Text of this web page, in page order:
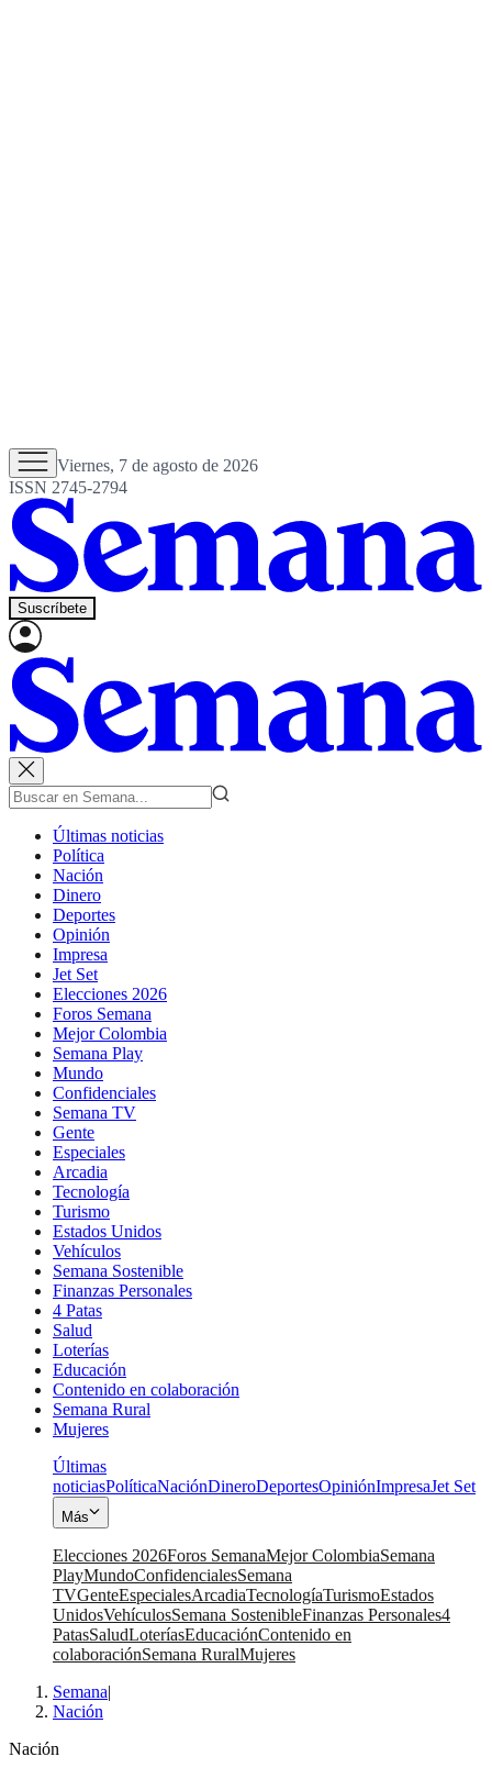
Viernes, 7 de agosto de 2026
ISSN 2745-2794
Suscríbete
Últimas noticias
Política
Nación
Dinero
Deportes
Opinión
Impresa
Jet Set
Elecciones 2026
Foros Semana
Mejor Colombia
Semana Play
Mundo
Confidenciales
Semana TV
Gente
Especiales
Arcadia
Tecnología
Turismo
Estados Unidos
Vehículos
Semana Sostenible
Finanzas Personales
4 Patas
Salud
Loterías
Educación
Contenido en colaboración
Semana Rural
Mujeres
Últimas
noticiasPolíticaNaciónDineroDeportesOpiniónImpresaJet Set
Más
Elecciones 2026Foros SemanaMejor ColombiaSemana
PlayMundoConfidencialesSemana
TVGenteEspecialesArcadiaTecnologíaTurismoEstados
UnidosVehículosSemana SostenibleFinanzas Personales4
PatasSaludLoteríasEducaciónContenido en
colaboraciónSemana RuralMujeres
Semana|
Nación
Nación